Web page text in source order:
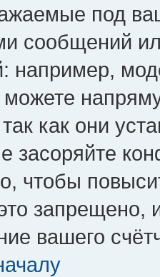
под
сообщений
например,
как они
засоряйте
чтобы
запрещено,
вашего